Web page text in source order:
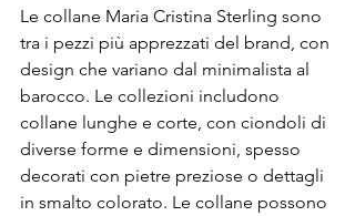
Le collane Maria Cristina Sterling sono
tra i pezzi più apprezzati del brand, con
design che variano dal minimalista al
barocco. Le collezioni includono
collane lunghe e corte, con ciondoli di
diverse forme e dimensioni, spesso
decorati con pietre preziose o dettagli
in smalto colorato. Le collane possono